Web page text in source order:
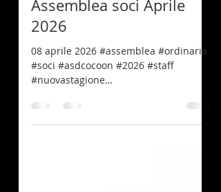
3 mar
Tempo di lettura: 1 min
Assemblea soci Aprile
2026
08 aprile 2026 #assemblea #ordinaria
#nuovastagione
#pianificazioneeventisociali